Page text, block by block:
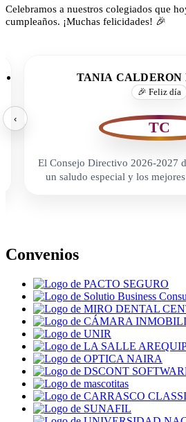
Celebramos a nuestros colegiados que
cumpleaños. ¡Muchas felicidades! 🎉
‹
TANIA
🎉 Feliz día
TC
El Consejo Directivo 2026-2027
un saludo especial y los
Convenios